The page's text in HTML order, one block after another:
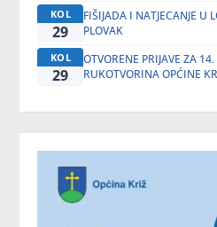
KOL
29
FIŠIJADA I NATJECANJE U
PLOVAK
KOL
29
OTVORENE PRIJAVE ZA
RUKOTVORINA OPĆINE